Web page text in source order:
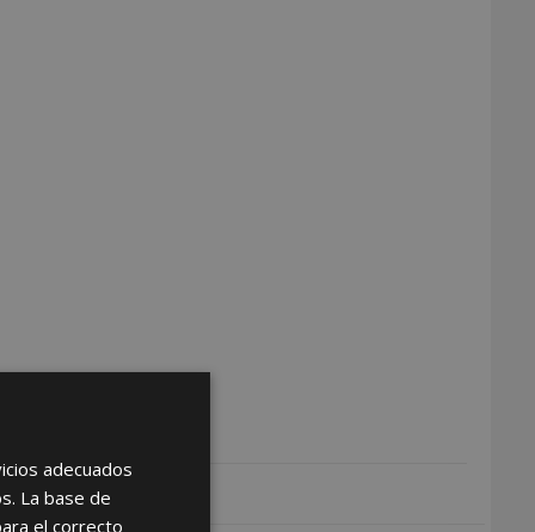
adecuados
La base de
el correcto